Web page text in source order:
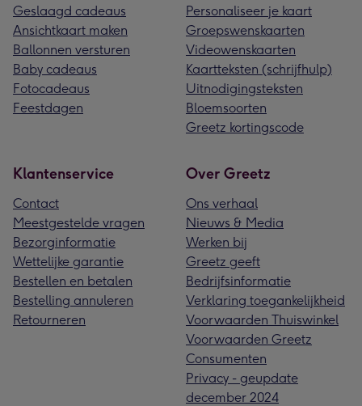
Geslaagd cadeaus
Ansichtkaart maken
Ballonnen versturen
Baby cadeaus
Fotocadeaus
Feestdagen
Personaliseer je kaart
Groepswenskaarten
Videowenskaarten
Kaartteksten (schrijfhulp)
Uitnodigingsteksten
Bloemsoorten
Greetz kortingscode
Klantenservice
Contact
Meestgestelde vragen
Bezorginformatie
Wettelijke garantie
Bestellen en betalen
Bestelling annuleren
Retourneren
Over Greetz
Ons verhaal
Nieuws & Media
Werken bij
Greetz geeft
Bedrijfsinformatie
Verklaring toegankelijkheid
Voorwaarden Thuiswinkel
Voorwaarden Greetz
Consumenten
Privacy - geupdate
december 2024